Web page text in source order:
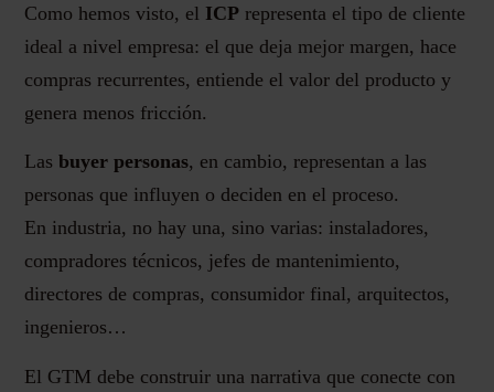
Como hemos visto, el ICP representa el tipo de cliente
ideal a nivel empresa: el que deja mejor margen, hace
compras recurrentes, entiende el valor del producto y
genera menos fricción.
Lasbuyer personas, en cambio, representan a las
personas que influyen o deciden en el proceso.
En industria, no hay una, sino varias: instaladores,
compradores técnicos, jefes de mantenimiento,
directores de compras, consumidor final, arquitectos,
ingenieros…
El GTM debe construir una narrativa que conecte con